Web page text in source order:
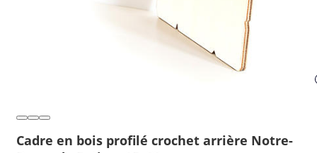
Cadre en bois profilé crochet arrière Notre-